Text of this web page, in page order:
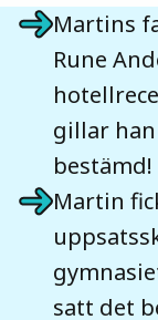
Martins
Rune
gillar
bestämd!
Martin
satt det